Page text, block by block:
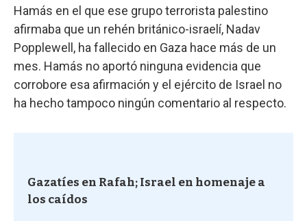
Hamás en el que ese grupo terrorista palestino
afirmaba que un rehén británico-israelí, Nadav
Popplewell, ha fallecido en Gaza hace más de un
mes. Hamás no aportó ninguna evidencia que
corrobore esa afirmación y el ejército de Israel no
ha hecho tampoco ningún comentario al respecto.
Gazatíes en Rafah; Israel en homenaje a
los caídos